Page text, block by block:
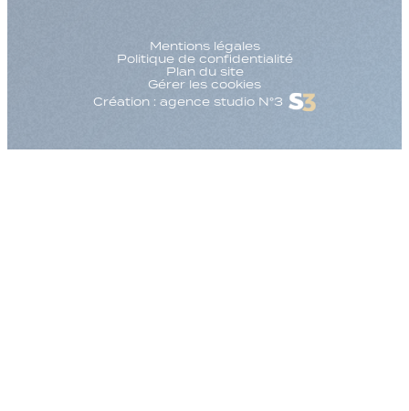
Mentions légales
Politique de confidentialité
Plan du site
Gérer les cookies
Création : agence studio N°3